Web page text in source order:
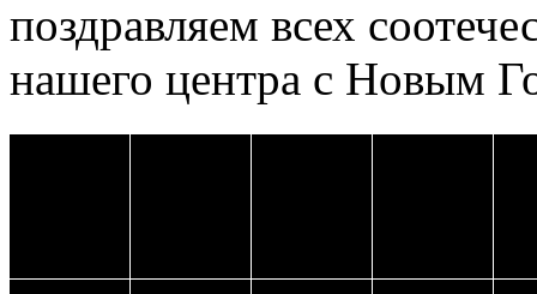
поздравляем всех
нашего центра с Новым